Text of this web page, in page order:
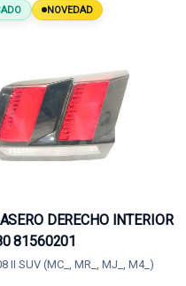
NOVEDAD
DERECHO INTERIOR
81560201
II SUV (MC_, MR_, MJ_, M4_)